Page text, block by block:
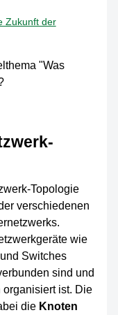
Zukunft der
Topologie
verschiedenen
wie
Switches
sind und
ist. Die
die Knoten